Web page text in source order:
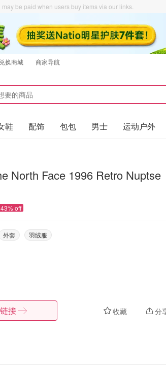
be paid when users buy items via our links.
兑换商城 商家导航
鞋 配饰 包包 男士 运动户外
North Face 1996 Retro Nuptse
43% off
外套 羽绒服
收藏 分
接